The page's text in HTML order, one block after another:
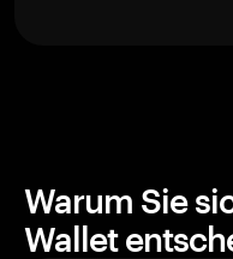
Warum Sie
Wallet